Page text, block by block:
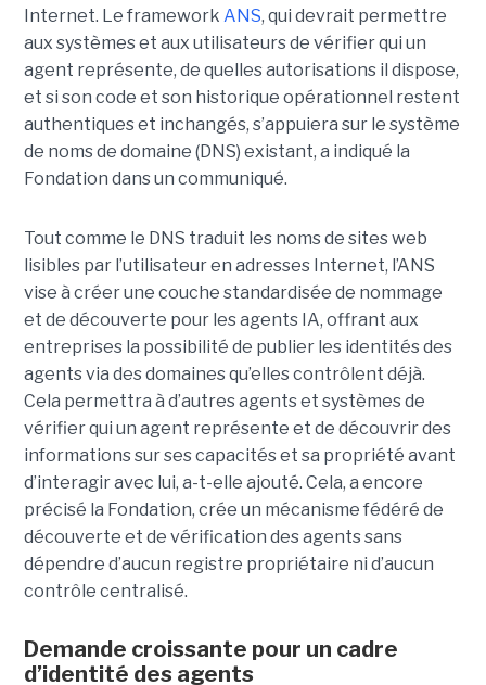
Internet. Le framework ANS, qui devrait permettre
aux systèmes et aux utilisateurs de vérifier qui un
agent représente, de quelles autorisations il dispose,
et si son code et son historique opérationnel restent
authentiques et inchangés, s’appuiera sur le système
de noms de domaine (DNS) existant, a indiqué la
Fondation dans un communiqué.
Tout comme le DNS traduit les noms de sites web
lisibles par l’utilisateur en adresses Internet, l’ANS
vise à créer une couche standardisée de nommage
et de découverte pour les agents IA, offrant aux
entreprises la possibilité de publier les identités des
agents via des domaines qu’elles contrôlent déjà.
Cela permettra à d’autres agents et systèmes de
vérifier qui un agent représente et de découvrir des
informations sur ses capacités et sa propriété avant
d’interagir avec lui, a-t-elle ajouté. Cela, a encore
précisé la Fondation, crée un mécanisme fédéré de
découverte et de vérification des agents sans
dépendre d’aucun registre propriétaire ni d’aucun
contrôle centralisé.
Demande croissante pour un cadre
d’identité des agents